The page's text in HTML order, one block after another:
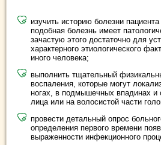
изучить историю болезни
подобная болезнь имеет
зачастую этого достаточно для
характерного этиологического
иного человека;
выполнить тщательный
воспаления, которые могут
ногах, в подмышечных впадинах и
лица или на волосистой части
провести детальный опрос
определения первого времени
выраженности инфекционного